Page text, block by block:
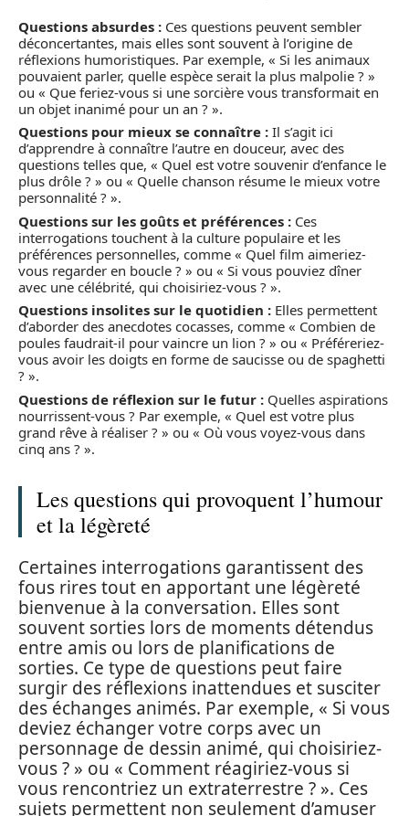
Questions absurdes : Ces questions peuvent sembler
déconcertantes, mais elles sont souvent à l’origine de
réflexions humoristiques. Par exemple, « Si les animaux
pouvaient parler, quelle espèce serait la plus malpolie ? »
ou « Que feriez-vous si une sorcière vous transformait en
un objet inanimé pour un an ? ».
Questions pour mieux se connaître : Il s’agit ici
d’apprendre à connaître l’autre en douceur, avec des
questions telles que, « Quel est votre souvenir d’enfance le
plus drôle ? » ou « Quelle chanson résume le mieux votre
personnalité ? ».
Questions sur les goûts et préférences : Ces
interrogations touchent à la culture populaire et les
préférences personnelles, comme « Quel film aimeriez-
vous regarder en boucle ? » ou « Si vous pouviez dîner
avec une célébrité, qui choisiriez-vous ? ».
Questions insolites sur le quotidien : Elles permettent
d’aborder des anecdotes cocasses, comme « Combien de
poules faudrait-il pour vaincre un lion ? » ou « Préféreriez-
vous avoir les doigts en forme de saucisse ou de spaghetti
? ».
Questions de réflexion sur le futur : Quelles aspirations
nourrissent-vous ? Par exemple, « Quel est votre plus
grand rêve à réaliser ? » ou « Où vous voyez-vous dans
cinq ans ? ».
Les questions qui provoquent l’humour
et la légèreté
Certaines interrogations garantissent des
fous rires tout en apportant une légèreté
bienvenue à la conversation. Elles sont
souvent sorties lors de moments détendus
entre amis ou lors de planifications de
sorties. Ce type de questions peut faire
surgir des réflexions inattendues et susciter
des échanges animés. Par exemple, « Si vous
deviez échanger votre corps avec un
personnage de dessin animé, qui choisiriez-
vous ? » ou « Comment réagiriez-vous si
vous rencontriez un extraterrestre ? ». Ces
sujets permettent non seulement d’amuser